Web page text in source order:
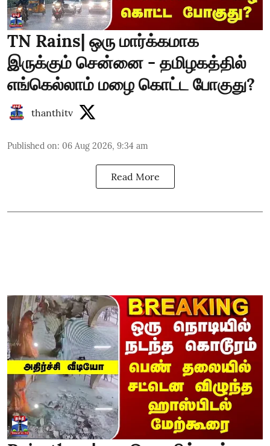
TN Rains| ஒரு மார்க்கமாக
இருக்கும் சென்னை - தமிழகத்தில்
எங்கெல்லாம் மழை கொட்ட போகுது?
thanthitv
Published on: 06 Aug 2026, 9:34 am
Read More